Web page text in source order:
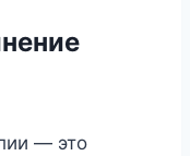
— это